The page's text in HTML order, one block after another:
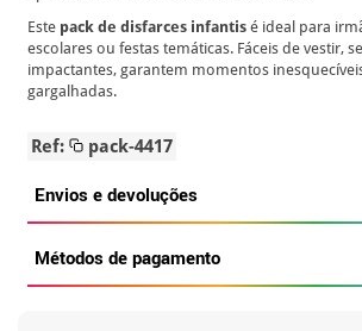
Este pack de disfarces infantis é ideal para
escolares ou festas temáticas. Fáceis de vestir,
impactantes, garantem momentos
gargalhadas.
Ref: pack-4417
Envios e devoluções
Métodos de pagamento